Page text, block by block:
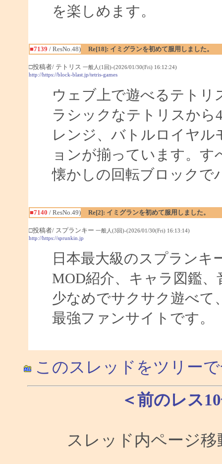
を楽しめます。
■7139 / ResNo.48) Re[18]: イミグランを初めて服用しました。
□投稿者/ テトリス 一般人(1回)-(2026/01/30(Fri) 16:12:24)
http://https://block-blast.jp/tetris-games
ウェブ上で遊べるテトリ
ラシックなテトリスから
レンジ、バトルロイヤル
ョンが揃っています。
懐かしの回転ブロックで
■7140 / ResNo.49) Re[2]: イミグランを初めて服用しました。
□投稿者/ スプランキー 一般人(3回)-(2026/01/30(Fri) 16:13:14)
http://https://sprunkin.jp
日本最大級のスプランキ
MOD紹介、キャラ図鑑
少なめでサクサク遊べて
最強ファンサイトです。
このスレッドをツリー
＜前のレス
スレッド内ページ